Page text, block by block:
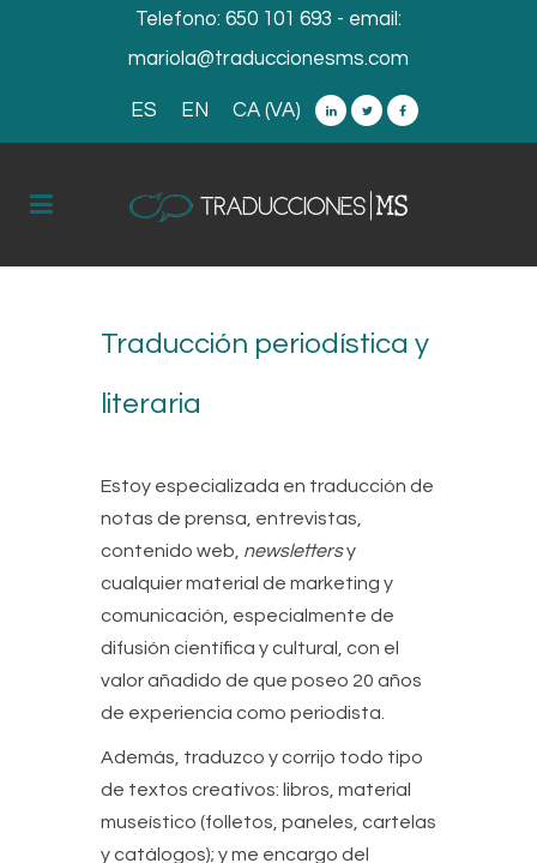
Telefono: 650 101 693 - email:
mariola@traduccionesms.com
ES EN CA (VA)
Traducción periodística y
literaria
Estoy especializada en traducción de
notas de prensa, entrevistas,
contenido web, newslettersy
cualquier material de marketing y
comunicación, especialmente de
difusión científica y cultural, con el
valor añadido de que poseo 20 años
de experiencia como periodista.
Además, traduzco y corrijo todo tipo
de textos creativos: libros, material
museístico (folletos, paneles, cartelas
y catálogos); y me encargo del